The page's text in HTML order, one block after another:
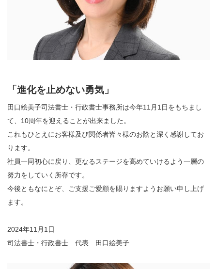
「進化を止めない勇気」
田口絵美子司法書士・行政書士事務所は今年11月1日をもちまし
て、10周年を迎えることが出来ました。
これもひとえにお客様及び関係者皆々様のお陰と深く感謝してお
ります。
社員一同初心に戻り、更なるステージを高めていけるよう一層の
努力をしていく所存です。
今後ともなにとぞ、ご支援ご愛顧を賜りますようお願い申し上げ
ます。
2024年11月1日
司法書士・行政書士 代表 田口絵美子